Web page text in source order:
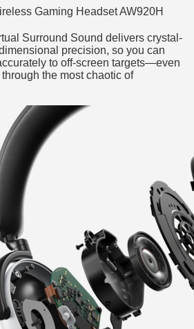
Gaming Headset AW920H
Surround Sound delivers crystal-
precision, so you can
to off-screen targets—even
the most chaotic of